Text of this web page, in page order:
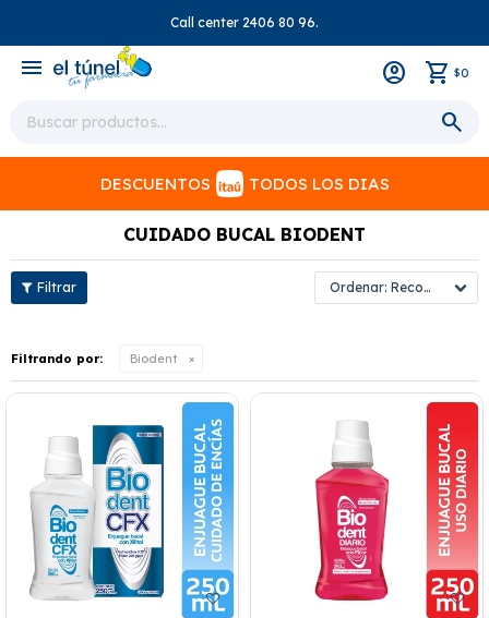
Call center 2406 80 96.
menu $0
DESCUENTOS TODOS LOS DIAS
CUIDADO BUCAL BIODENT
Recomendados
Filtrando por: Biodent
close